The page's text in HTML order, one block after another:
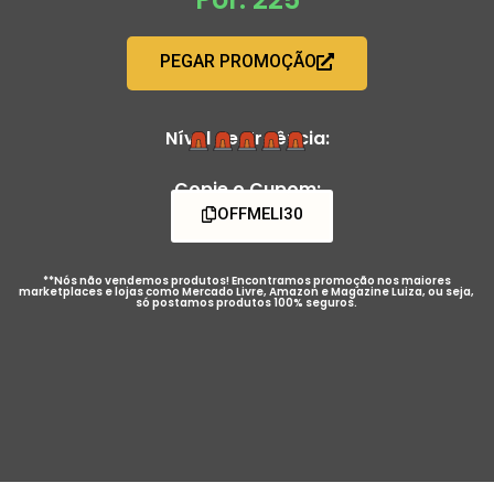
PEGAR PROMOÇÃO
Nível de Urgência:
Copie o Cupom:
OFFMELI30
**Nós não vendemos produtos! Encontramos promoção nos maiores
marketplaces e lojas como Mercado Livre, Amazon e Magazine Luiza, ou seja,
só postamos produtos 100% seguros.